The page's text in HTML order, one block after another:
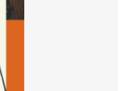
financiado
do formulário